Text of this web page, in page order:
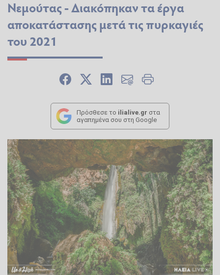
Νεμούτας - Διακόπηκαν τα έργα
αποκατάστασης μετά τις πυρκαγιές
του 2021
Πρόσθεσε το ilialive.gr στα
αγαπημένα σου στη Google